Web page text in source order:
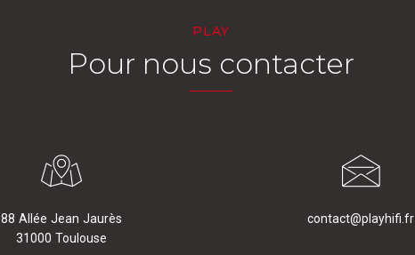
PLAY
Pour nous contacter
88 Allée Jean Jaurès
31000 Toulouse
contact@playhifi.fr